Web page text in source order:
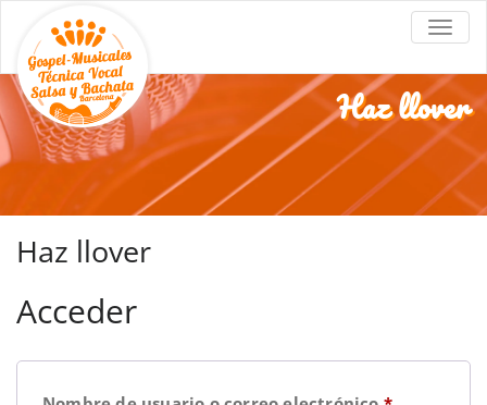
Barcelona
Coros de góspel en Barcelona
Haz llover
Haz llover
Acceder